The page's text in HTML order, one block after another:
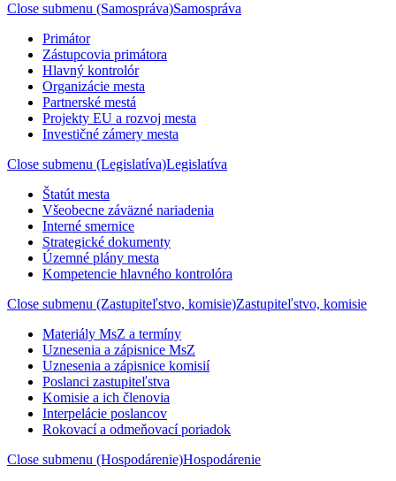
Close submenu (Samospráva)Samospráva
Primátor
Zástupcovia primátora
Hlavný kontrolór
Organizácie mesta
Partnerské mestá
Projekty EU a rozvoj mesta
Investičné zámery mesta
Close submenu (Legislatíva)Legislatíva
Štatút mesta
Všeobecne záväzné nariadenia
Interné smernice
Strategické dokumenty
Územné plány mesta
Kompetencie hlavného kontrolóra
Close submenu (Zastupiteľstvo, komisie)Zastupiteľstvo, komisie
Materiály MsZ a termíny
Uznesenia a zápisnice MsZ
Uznesenia a zápisnice komisií
Poslanci zastupiteľstva
Komisie a ich členovia
Interpelácie poslancov
Rokovací a odmeňovací poriadok
Close submenu (Hospodárenie)Hospodárenie